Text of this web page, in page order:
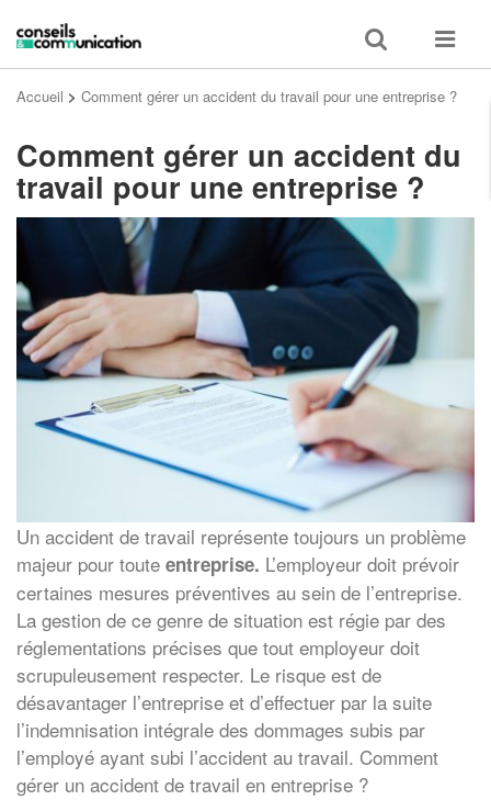
Toggle
search
Toggle
Accueil > Comment gérer un accident du travail pour une entreprise ?
Comment gérer un accident du
travail pour une entreprise ?
Un accident de travail représente toujours un problème
majeur pour toute entreprise. L’employeur doit prévoir
certaines mesures préventives au sein de l’entreprise.
La gestion de ce genre de situation est régie par des
réglementations précises que tout employeur doit
scrupuleusement respecter. Le risque est de
désavantager l’entreprise et d’effectuer par la suite
l’indemnisation intégrale des dommages subis par
l’employé ayant subi l’accident au travail. Comment
gérer un accident de travail en entreprise ?